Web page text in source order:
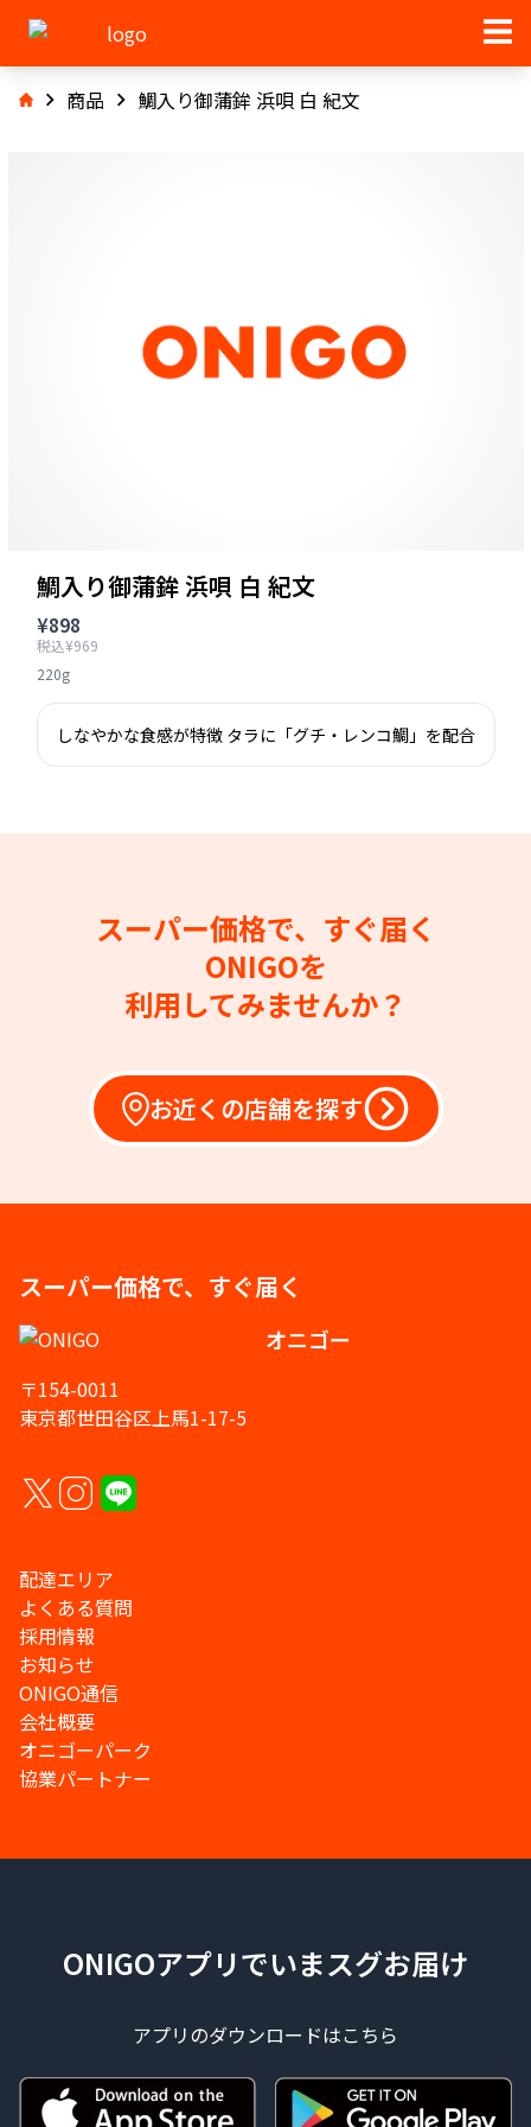
商品 鯛入り御蒲鉾 浜唄 白 紀文
鯛入り御蒲鉾 浜唄 白 紀文
¥898
税込¥969
220g
しなやかな食感が特徴 タラに「グチ・レンコ鯛」を配合
スーパー価格で、すぐ届く
ONIGOを
利用してみませんか？
お近くの店舗を探す
スーパー価格で、すぐ届く
オニゴー
〒154-0011
東京都世田谷区上馬1-17-5
配達エリア
よくある質問
採用情報
お知らせ
ONIGO通信
会社概要
オニゴーパーク
協業パートナー
ONIGOアプリでいまスグお届け
アプリのダウンロードはこちら